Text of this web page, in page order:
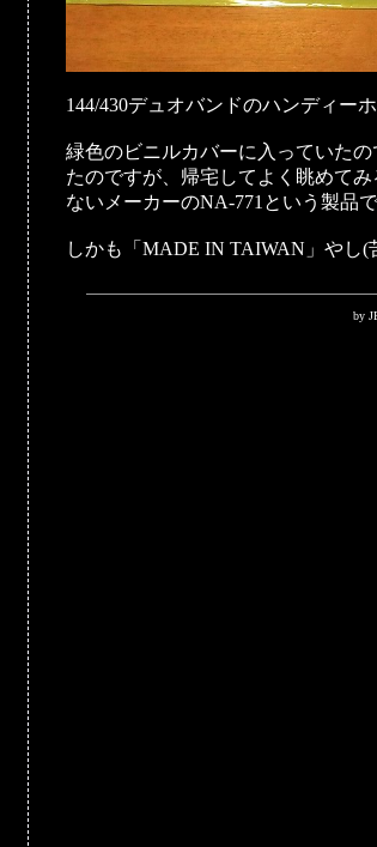
144/430デュオバンドのハンディー
緑色のビニルカバーに入っていた
たのですが、帰宅してよく眺めて
ないメーカーのNA-771という製品で
しかも「MADE IN TAIWAN」やし(
by